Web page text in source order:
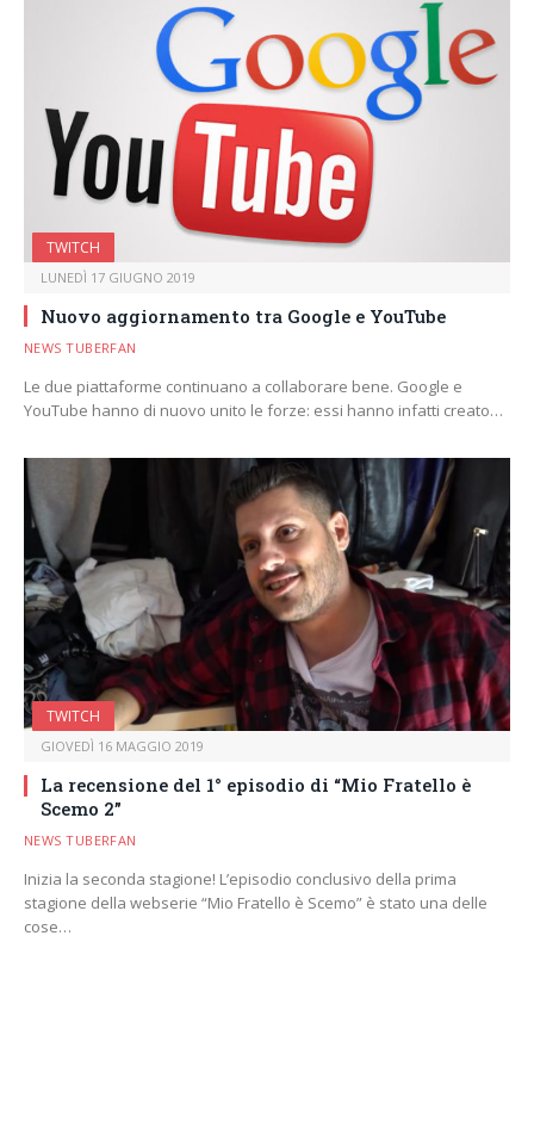
TWITCH
LUNEDÌ 17 GIUGNO 2019
Nuovo aggiornamento tra Google e YouTube
NEWS TUBERFAN
Le due piattaforme continuano a collaborare bene. Google e
YouTube hanno di nuovo unito le forze: essi hanno infatti creato…
TWITCH
GIOVEDÌ 16 MAGGIO 2019
La recensione del 1° episodio di “Mio Fratello è
Scemo 2”
NEWS TUBERFAN
Inizia la seconda stagione! L’episodio conclusivo della prima
stagione della webserie “Mio Fratello è Scemo” è stato una delle
cose…